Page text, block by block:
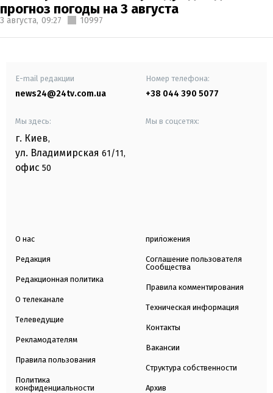
прогноз погоды на 3 августа
3 августа, 09:27 10997
E-mail редакции
news24@24tv.com.ua
Номер телефона:
+38 044 390 5077
Мы здесь:
г. Киев,
ул. Владимирская 61/11,
офис 50
Мы в соцсетях:
О нас
Редакция
Редакционная политика
О телеканале
Телеведущие
Рекламодателям
Правила пользования
Политика
конфиденциальности
приложения
Соглашение пользователя
Сообщества
Правила комментирования
Техническая информация
Контакты
Вакансии
Структура собственности
Архив